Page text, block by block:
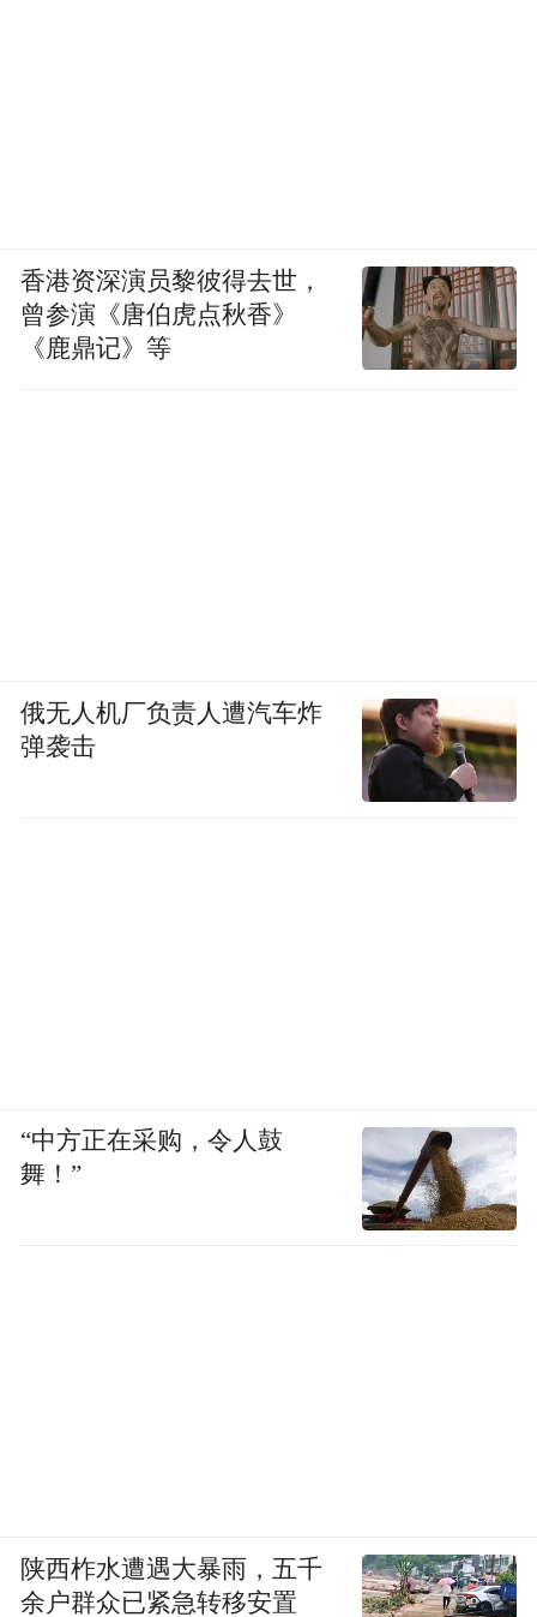
香港资深演员黎彼得去世，
曾参演《唐伯虎点秋香》
《鹿鼎记》等
俄无人机厂负责人遭汽车炸
弹袭击
“中方正在采购，令人鼓
舞！”
陕西柞水遭遇大暴雨，五千
余户群众已紧急转移安置